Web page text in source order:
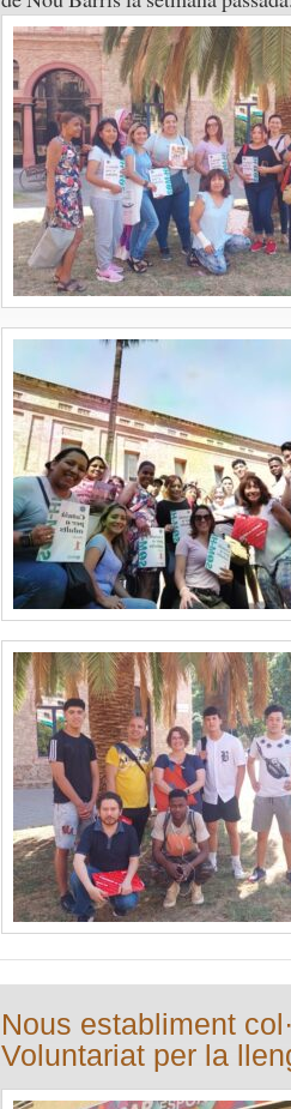
Nous establiment
Voluntariat per la